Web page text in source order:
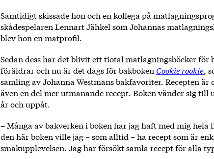
Samtidigt skissade hon och en kollega på
skådespelaren Lennart Jähkel som Johannas
blev hon en matprofil.
Sedan dess har det blivit ett tiotal matlagningsböcker för
föräldrar och nu är det dags för bakboken Cookie rookie ,
samling av Johanna Westmans bakfavoriter. Recepten
även en del mer utmanande recept. Boken vänder sig till
år och uppåt.
– Många av bakverken i boken har jag haft med mig hela
den här boken ville jag – som alltid – ha recept som är
smakupplevelsen. Jag har försökt samla recept för alla